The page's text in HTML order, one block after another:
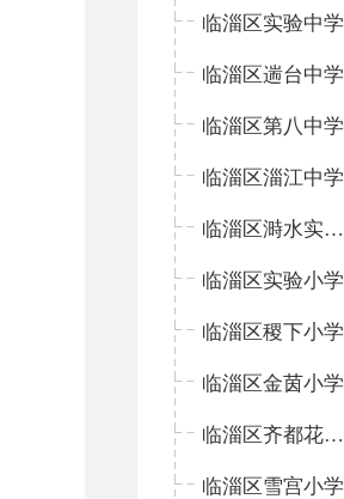
临淄区实验中学
临淄区遄台中学
临淄区第八中学
临淄区淄江中学
临淄区溡水实验学校
临淄区实验小学
临淄区稷下小学
临淄区金茵小学
临淄区齐都花园小学
临淄区雪宫小学